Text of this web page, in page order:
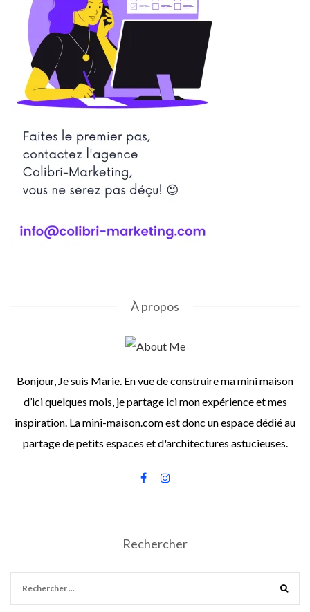
À propos
Bonjour, Je suis Marie. En vue de construire ma mini maison
d’ici quelques mois, je partage ici mon expérience et mes
inspiration. La mini-maison.com est donc un espace dédié au
partage de petits espaces et d'architectures astucieuses.
Rechercher